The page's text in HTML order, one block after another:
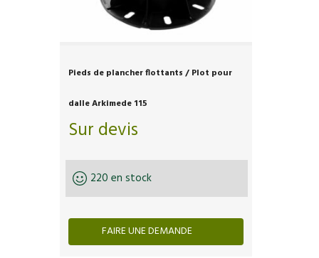
Pieds de plancher flottants / Plot pour
dalle Arkimede 115
Sur devis
220 en stock
FAIRE UNE DEMANDE